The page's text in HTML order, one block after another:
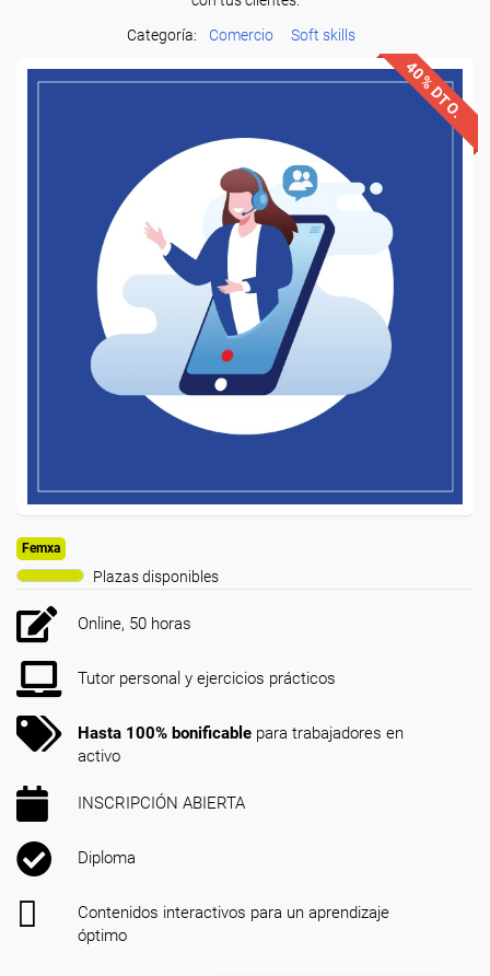
Categoría:
Comercio Soft skills
40% DTO.
Femxa
Plazas disponibles
Online, 50 horas
Tutor personal y ejercicios prácticos
Hasta 100% bonificable para trabajadores en
activo
INSCRIPCIÓN ABIERTA
Diploma
Contenidos interactivos para un aprendizaje
óptimo